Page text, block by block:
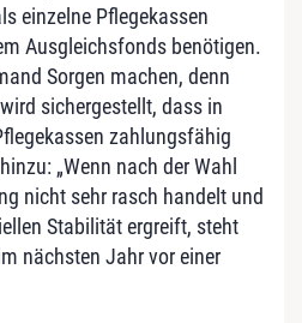
einzelne Pflegekassen
Ausgleichsfonds benötigen.
Sorgen machen, denn
sichergestellt, dass in
zahlungsfähig
„Wenn nach der Wahl
nicht sehr rasch handelt und
Stabilität ergreift, steht
nächsten Jahr vor einer